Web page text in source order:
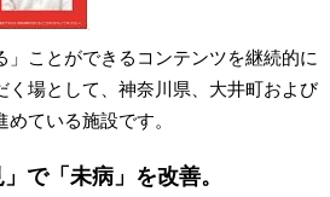
ことができるコンテンツを継続的に
場として、神奈川県、大井町および
ている施設です。
で「未病」を改善。